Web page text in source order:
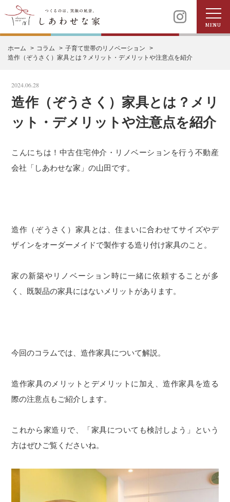
MENU
ホーム コラム
子育て世帯のリノベーション
造作（ぞうさく）家具とは？メリット・デメリットや注意点を紹介
2024.06.28
造作（ぞうさく）家具とは？メリ
ット・デメリットや注意点を紹介
こんにちは！中古住宅仲介・リノベーションを行う不動産
会社「しあわせな家」の山田です。
造作（ぞうさく）家具とは、住まいに合わせてサイズやデ
ザインをオーダーメイドで製作する造り付け家具のこと。
家の新築やリノベーション時に一緒に依頼することが多
く、既製品の家具にはないメリットがあります。
今回のコラムでは、造作家具について解説。
造作家具のメリットとデメリットに加え、造作家具を造る
際の注意点もご紹介します。
これから家造りで、「家具についても検討しよう」という
方はぜひご覧くださいね。